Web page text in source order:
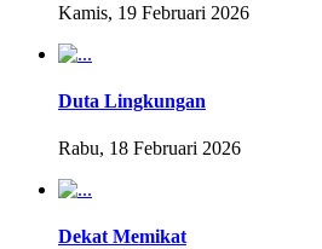
Kamis, 19 Februari 2026
Duta Lingkungan
Rabu, 18 Februari 2026
Dekat Memikat